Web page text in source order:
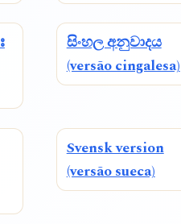
සිංහල අනුවාදය
(versão cingalesa)
Svensk version
(versão sueca)